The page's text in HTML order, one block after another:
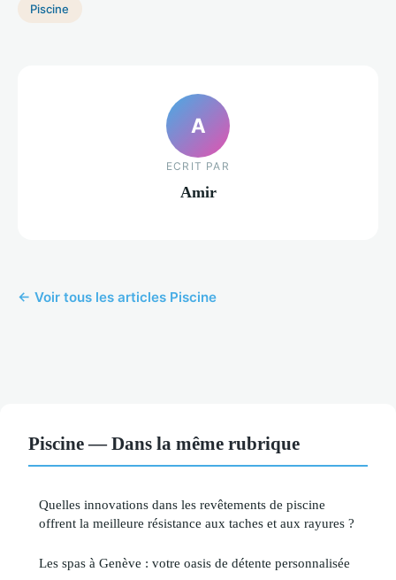
Piscine
A
ECRIT PAR
Amir
← Voir tous les articles Piscine
Piscine — Dans la même rubrique
Quelles innovations dans les revêtements de piscine
offrent la meilleure résistance aux taches et aux rayures ?
Les spas à Genève : votre oasis de détente personnalisée